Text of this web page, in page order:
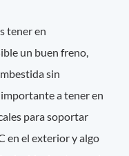
tener en
un buen freno,
sin
a tener en
para soportar
en el exterior y algo